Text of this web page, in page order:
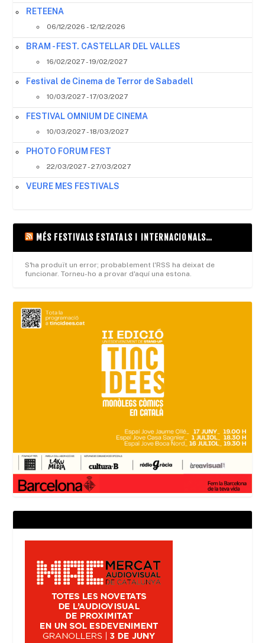
RETEENA
06/12/2026 - 12/12/2026
BRAM - FEST. CASTELLAR DEL VALLES
16/02/2027 - 19/02/2027
Festival de Cinema de Terror de Sabadell
10/03/2027 - 17/03/2027
FESTIVAL OMNIUM DE CINEMA
10/03/2027 - 18/03/2027
PHOTO FORUM FEST
22/03/2027 - 27/03/2027
VEURE MES FESTIVALS
MÉS FESTIVALS ESTATALS I INTERNACIONALS…
S'ha produït un error; probablement l'RSS ha deixat de
funcionar. Torneu-ho a provar d'aquí una estona.